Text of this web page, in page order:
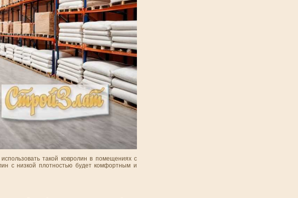
такой ковролин в помещениях с
с низкой плотностью будет комфортным и